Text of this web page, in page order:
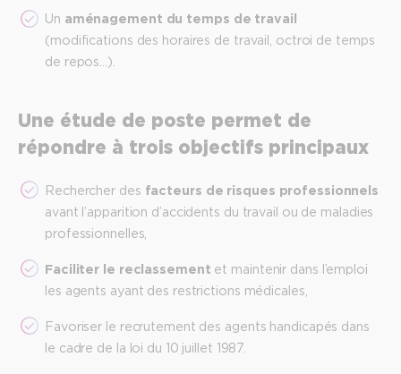
Un aménagement du temps de travail
(modifications des horaires de travail, octroi de temps
de repos…).
Une étude de poste permet de
répondre à trois objectifs principaux
Rechercher des facteurs de risques professionnels
avant l’apparition d’accidents du travail ou de maladies
professionnelles,
Faciliter le reclassement et maintenir dans l’emploi
les agents ayant des restrictions médicales,
Favoriser le recrutement des agents handicapés dans
le cadre de la loi du 10 juillet 1987.